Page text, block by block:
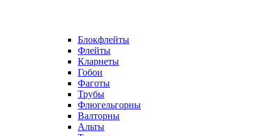
Блокфлейты
Флейты
Кларнеты
Гобои
Фаготы
Трубы
Флюгельгорны
Валторны
Альты